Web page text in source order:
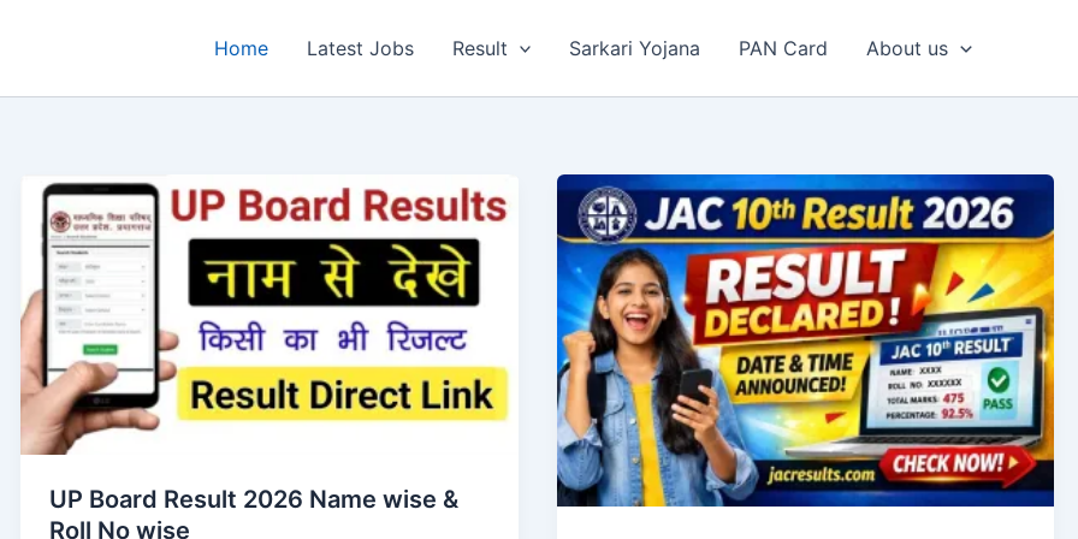
Home Latest Jobs Result Sarkari Yojana PAN Card About us
UP Board Result 2026 Name wise &
Roll No wise